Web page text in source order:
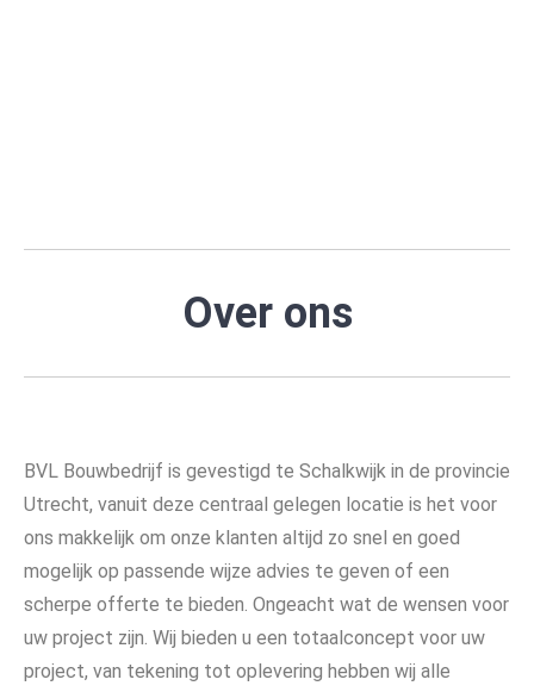
Over ons
BVL Bouwbedrijf is gevestigd te Schalkwijk in de provincie
Utrecht, vanuit deze centraal gelegen locatie is het voor
ons makkelijk om onze klanten altijd zo snel en goed
mogelijk op passende wijze advies te geven of een
scherpe offerte te bieden. Ongeacht wat de wensen voor
uw project zijn. Wij bieden u een totaalconcept voor uw
project, van tekening tot oplevering hebben wij alle